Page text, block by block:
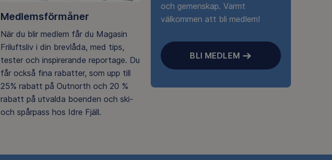
Medlemsförmåner
När du blir medlem får du Magasin
Friluftsliv i din brevlåda, med tips,
tester och inspirerande reportage. Du
får också fina rabatter, som upp till
25% rabatt på Outnorth och 20 %
rabatt på utvalda boenden och ski-
och spårpass hos Idre Fjäll.
och gemenskap. Varmt
välkommen att bli medlem!
BLI MEDLEM